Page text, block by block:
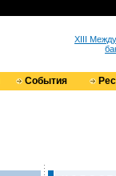
XIII
События